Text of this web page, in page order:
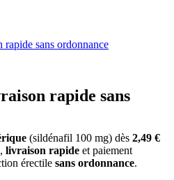
sans ordonnance
rapide sans
(sildénafil 100 mg) dès 2,49 €
livraison rapide et paiement
érectile sans ordonnance.